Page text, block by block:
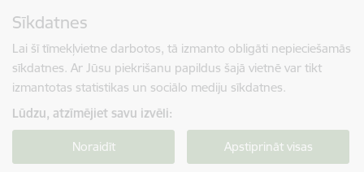
Sīkdatnes
Lai šī tīmekļvietne darbotos, tā izmanto obligāti nepieciešamās
sīkdatnes. Ar Jūsu piekrišanu papildus šajā vietnē var tikt
izmantotas statistikas un sociālo mediju sīkdatnes.
Lūdzu, atzīmējiet savu izvēli:
Noraidīt Apstiprināt visas